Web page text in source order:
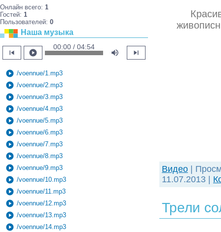
Онлайн всего: 1
Гостей: 1
Пользователей: 0
Наша музыка
skip_previous play_circle
00:00 / 04:54
volume_up skip_next
play_circle /voennue/1.mp3
play_circle /voennue/2.mp3
play_circle /voennue/3.mp3
play_circle /voennue/4.mp3
play_circle /voennue/5.mp3
play_circle /voennue/6.mp3
play_circle /voennue/7.mp3
play_circle /voennue/8.mp3
play_circle /voennue/9.mp3
play_circle /voennue/10.mp3
play_circle /voennue/11.mp3
play_circle /voennue/12.mp3
play_circle /voennue/13.mp3
play_circle /voennue/14.mp3
Видео |
11.07.2013 |
Трели